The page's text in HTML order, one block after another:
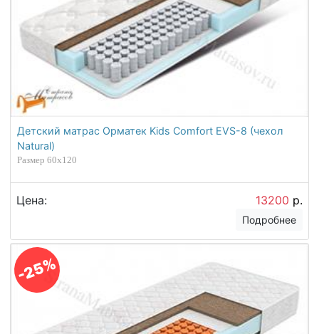
Natural)
Размер 60х120
Цена: 13200р.
Подробнее
-25%